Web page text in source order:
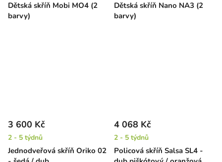
Dětská skříň Mobi MO4 (2
barvy)
Dětská skříň Nano NA3 (2
barvy)
Jednodveřová skříň Oriko 02
3 600 Kč
2 - 5 týdnů
Policová skříň Salsa SL4 -
4 068 Kč
2 - 5 týdnů